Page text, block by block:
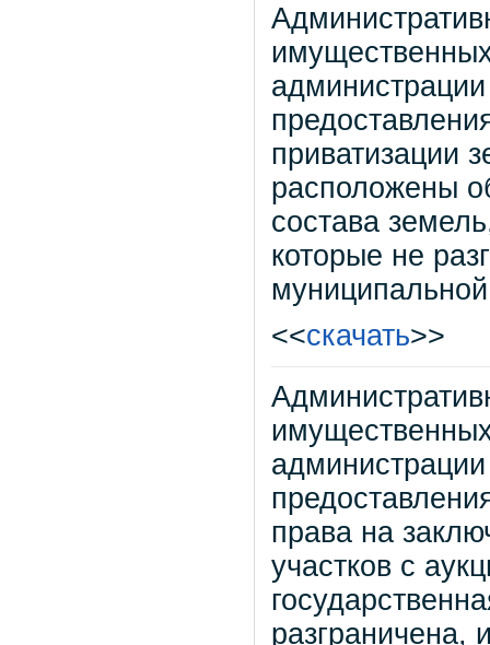
администрации
приватизации
расположены
состава
которые не
<<скачать>>
администрации
права на
участков с
разграничена,